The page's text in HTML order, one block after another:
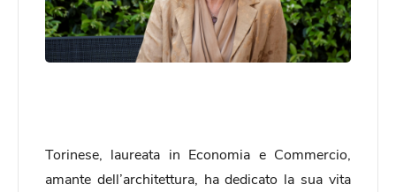
Torinese, laureata in Economia e Commercio,
amante dell’architettura, ha dedicato la sua vita